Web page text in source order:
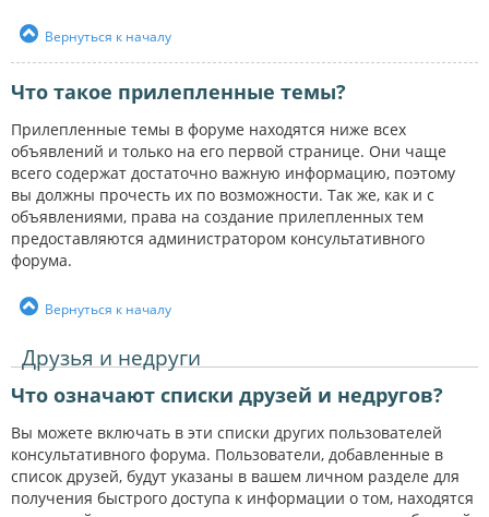
Вернуться к началу
Что такое прилепленные темы?
Прилепленные темы в форуме находятся ниже всех
объявлений и только на его первой странице. Они чаще
всего содержат достаточно важную информацию, поэтому
вы должны прочесть их по возможности. Так же, как и с
объявлениями, права на создание прилепленных тем
предоставляются администратором консультативного
форума.
Вернуться к началу
Друзья и недруги
Что означают списки друзей и недругов?
Вы можете включать в эти списки других пользователей
консультативного форума. Пользователи, добавленные в
список друзей, будут указаны в вашем личном разделе для
получения быстрого доступа к информации о том, находятся